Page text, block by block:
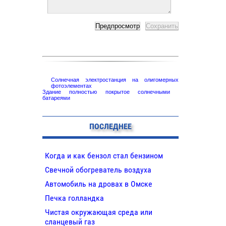
Солнечная электростанция на олигомерных
фотоэлементах
Здание полностью покрытое солнечными
батареями
ПОСЛЕДНЕЕ
Когда и как бензол стал бензином
Свечной обогреватель воздуха
Автомобиль на дровах в Омске
Печка голландка
Чистая окружающая среда или
сланцевый газ